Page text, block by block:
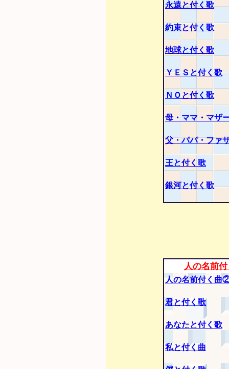
永遠と付く歌
約束と付く歌
地球と付く歌
ＹＥＳと付く歌
ＮＯと付く歌
母・ママ・マザ
父・パパ・ファ
王と付く歌
銀河と付く歌
人の名前
人の名前付く曲
君と付く歌
あなたと付く歌
私と付く曲